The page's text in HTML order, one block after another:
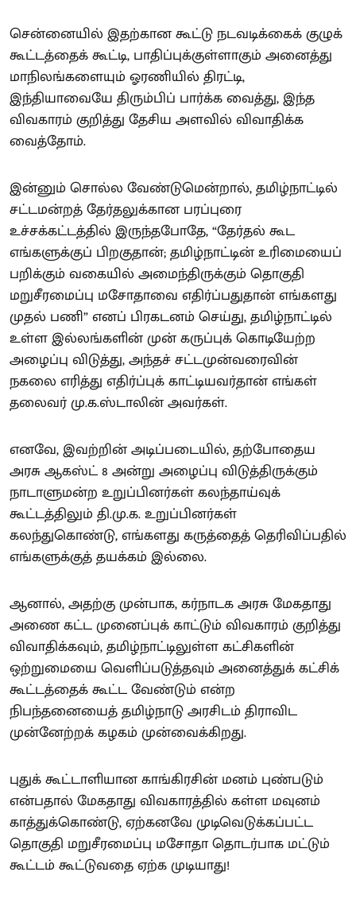
சென்னையில் இதற்கான கூட்டு நடவடிக்கைக் குழுக்
கூட்டத்தைக் கூட்டி, பாதிப்புக்குள்ளாகும் அனைத்து
மாநிலங்களையும் ஓரணியில் திரட்டி,
இந்தியாவையே திரும்பிப் பார்க்க வைத்து, இந்த
விவகாரம் குறித்து தேசிய அளவில் விவாதிக்க
வைத்தோம்.
இன்னும் சொல்ல வேண்டுமென்றால், தமிழ்நாட்டில்
சட்டமன்றத் தேர்தலுக்கான பரப்புரை
உச்சக்கட்டத்தில் இருந்தபோதே, “தேர்தல் கூட
எங்களுக்குப் பிறகுதான்; தமிழ்நாட்டின் உரிமையைப்
பறிக்கும் வகையில் அமைந்திருக்கும் தொகுதி
மறுசீரமைப்பு மசோதாவை எதிர்ப்பதுதான் எங்களது
முதல் பணி” எனப் பிரகடனம் செய்து, தமிழ்நாட்டில்
உள்ள இல்லங்களின் முன் கருப்புக் கொடியேற்ற
அழைப்பு விடுத்து, அந்தச் சட்டமுன்வரைவின்
நகலை எரித்து எதிர்ப்புக் காட்டியவர்தான் எங்கள்
தலைவர் மு.க.ஸ்டாலின் அவர்கள்.
எனவே, இவற்றின் அடிப்படையில், தற்போதைய
அரசு ஆகஸ்ட் 8 அன்று அழைப்பு விடுத்திருக்கும்
நாடாளுமன்ற உறுப்பினர்கள் கலந்தாய்வுக்
கூட்டத்திலும் தி.மு.க. உறுப்பினர்கள்
கலந்துகொண்டு, எங்களது கருத்தைத் தெரிவிப்பதில்
எங்களுக்குத் தயக்கம் இல்லை.
ஆனால், அதற்கு முன்பாக, கர்நாடக அரசு மேகதாது
அணை கட்ட முனைப்புக் காட்டும் விவகாரம் குறித்து
விவாதிக்கவும், தமிழ்நாட்டிலுள்ள கட்சிகளின்
ஒற்றுமையை வெளிப்படுத்தவும் அனைத்துக் கட்சிக்
கூட்டத்தைக் கூட்ட வேண்டும் என்ற
நிபந்தனையைத் தமிழ்நாடு அரசிடம் திராவிட
முன்னேற்றக் கழகம் முன்வைக்கிறது.
புதுக் கூட்டாளியான காங்கிரசின் மனம் புண்படும்
என்பதால் மேகதாது விவகாரத்தில் கள்ள மவுனம்
காத்துக்கொண்டு, ஏற்கனவே முடிவெடுக்கப்பட்ட
தொகுதி மறுசீரமைப்பு மசோதா தொடர்பாக மட்டும்
கூட்டம் கூட்டுவதை ஏற்க முடியாது!